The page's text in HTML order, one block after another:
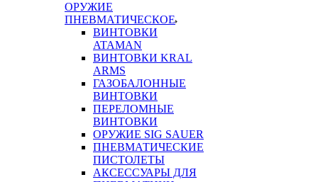
ОРУЖИЕ
ПНЕВМАТИЧЕСКОЕ
ВИНТОВКИ
ATAMAN
ВИНТОВКИ KRAL
ARMS
ГАЗОБАЛОННЫЕ
ВИНТОВКИ
ПЕРЕЛОМНЫЕ
ВИНТОВКИ
ОРУЖИЕ SIG SAUER
ПНЕВМАТИЧЕСКИЕ
ПИСТОЛЕТЫ
АКСЕССУАРЫ ДЛЯ